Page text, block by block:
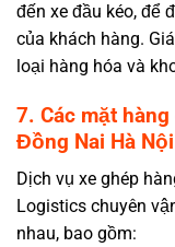
đến xe đầu kéo, để
của khách hàng.
loại hàng hóa và
7. Các mặt
Đồng Nai Hà
Dịch vụ xe ghép
Logistics chuyên
nhau, bao gồm: